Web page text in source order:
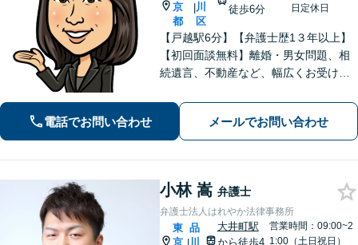
京
都
|川
区
徒歩6分
日定休日
【戸越駅6分】【弁護士歴1３年以上】
【初回面談無料】離婚・男女問題、相
続遺言、不動産など、幅広くお受けし
指し、相談者さまが抱えている悩みや
不安の解消に努めます。お気軽にご相
談ください。【電話・メール相談可】
電話でお問い合わせ メールでお問い合わせ
小林 嵩 弁護士
弁護士法人はれやか法律事務所
東
京 |
品
川
大井町駅
から徒歩4
営業時間：09:00~2
1:00（土日祝日）